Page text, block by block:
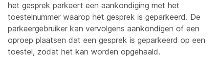
het gesprek parkeert een aankondiging met het
toestelnummer waarop het gesprek is geparkeerd. De
parkeergebruiker kan vervolgens aankondigen of een
oproep plaatsen dat een gesprek is geparkeerd op een
toestel, zodat het kan worden opgehaald.